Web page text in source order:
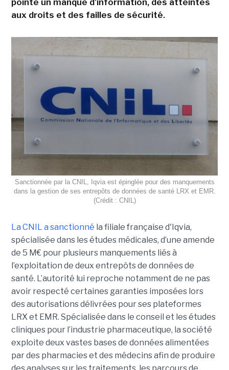
pointe un manque d'information, des atteintes
aux droits et des failles de sécurité.
Sanctionnée par la CNIL, Iqvia est épinglée pour des manquements
dans la gestion de ses entrepôts de données de santé LRX et EMR.
(Crédit : CNIL)
La CNIL a sanctionné la filiale française d'Iqvia,
spécialisée dans les études médicales, d’une amende
de 5 M€ pour plusieurs manquements liés à
l’exploitation de deux entrepôts de données de
santé. L’autorité lui reproche notamment de ne pas
avoir respecté certaines garanties imposées lors
des autorisations délivrées pour ses plateformes
LRX et EMR. Spécialisée dans le conseil et les études
cliniques pour l’industrie pharmaceutique, la société
exploite deux vastes bases de données alimentées
par des pharmacies et des médecins afin de produire